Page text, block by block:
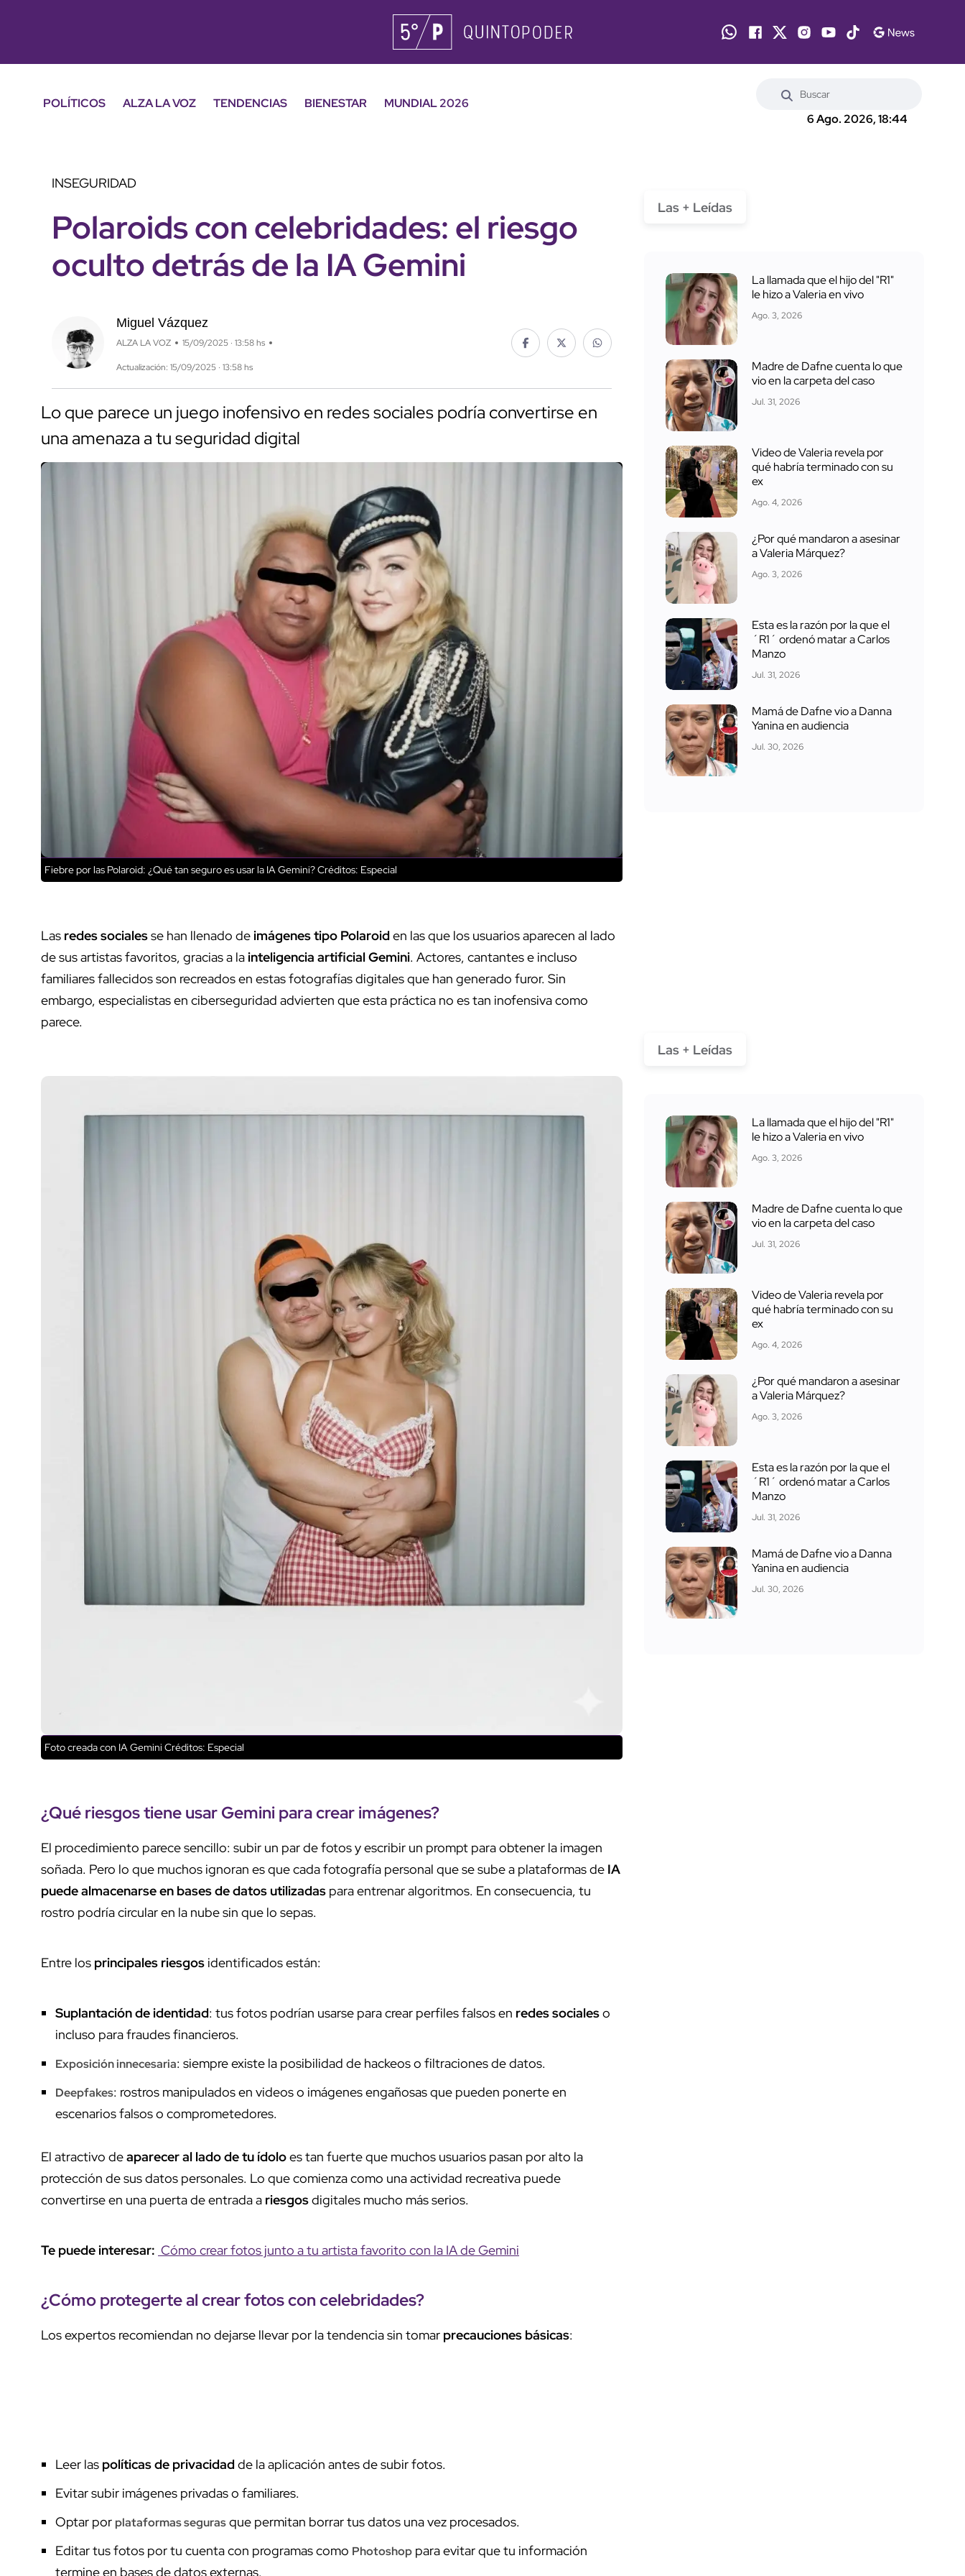
POLÍTICOS ALZA LA VOZ TENDENCIAS BIENESTAR
MUNDIAL 2026
6 Ago. 2026, 18:44
INSEGURIDAD
Polaroids con celebridades: el riesgo
oculto detrás de la IA Gemini
Miguel Vázquez
ALZA LA VOZ 15/09/2025 · 13:58 hs
Actualización: 15/09/2025 · 13:58 hs
Lo que parece un juego inofensivo en redes sociales podría convertirse en
una amenaza a tu seguridad digital
Fiebre por las Polaroid: ¿Qué tan seguro es usar la IA Gemini?Créditos: Especial
Las redes socialesse han llenado deimágenes tipo Polaroiden las que los usuarios aparecen al lado
de sus artistas favoritos, gracias a lainteligencia artificial Gemini. Actores, cantantes e incluso
familiares fallecidos son recreados en estas fotografías digitales que han generado furor. Sin
embargo, especialistas en ciberseguridad advierten que esta práctica no es tan inofensiva como
parece.
Foto creada con IA Gemini Créditos: Especial
¿Quériesgostieneusar Geminiparacrear imágenes?
El procedimiento parece sencillo: subir un par de fotos y escribir un prompt para obtener la imagen
soñada. Pero lo que muchos ignoran es que cada fotografía personal que se sube a plataformas de IA
puede almacenarse en bases de datos utilizadas para entrenar algoritmos. En consecuencia, tu
rostro podría circular en la nube sin que lo sepas.
Entre los principales riesgos identificados están:
Suplantación de identidad: tus fotos podrían usarse para crear perfiles falsos en redes socialeso
incluso para fraudes financieros.
Exposición innecesaria: siempre existe la posibilidad de hackeos o filtraciones de datos.
Deepfakes: rostros manipulados en videos o imágenes engañosas que pueden ponerte en
escenarios falsos o comprometedores.
El atractivo deaparecer al lado de tu ídoloes tan fuerte que muchos usuarios pasan por alto la
protección de sus datos personales. Lo que comienza como una actividad recreativa puede
convertirse en una puerta de entrada a riesgosdigitales mucho más serios.
Te puede interesar: Cómo crear fotos junto a tu artista favorito con la IA de Gemini
¿Cómoprotegertealcrear fotos con celebridades?
Los expertos recomiendan no dejarse llevar por la tendencia sin tomar precauciones básicas:
Leer las políticas de privacidadde la aplicación antes de subir fotos.
Evitar subir imágenes privadas o familiares.
Optar por plataformas segurasque permitan borrar tus datos una vez procesados.
Editar tus fotos por tu cuenta con programas como Photoshop para evitar que tu información
termine en bases de datos externas.
Las + Leídas
La llamada que el hijo del "R1"
le hizo a Valeria en vivo
Ago. 3, 2026
Madre de Dafne cuenta lo que
vio en la carpeta del caso
Jul. 31, 2026
Video de Valeria revela por
qué habría terminado con su
ex
Ago. 4, 2026
¿Por qué mandaron a asesinar
a Valeria Márquez?
Ago. 3, 2026
Esta es la razón por la que el
´R1´ ordenó matar a Carlos
Manzo
Jul. 31, 2026
Mamá de Dafne vio a Danna
Yanina en audiencia
Jul. 30, 2026
Las + Leídas
La llamada que el hijo del "R1"
le hizo a Valeria en vivo
Ago. 3, 2026
Madre de Dafne cuenta lo que
vio en la carpeta del caso
Jul. 31, 2026
Video de Valeria revela por
qué habría terminado con su
ex
Ago. 4, 2026
¿Por qué mandaron a asesinar
a Valeria Márquez?
Ago. 3, 2026
Esta es la razón por la que el
´R1´ ordenó matar a Carlos
Manzo
Jul. 31, 2026
Mamá de Dafne vio a Danna
Yanina en audiencia
Jul. 30, 2026